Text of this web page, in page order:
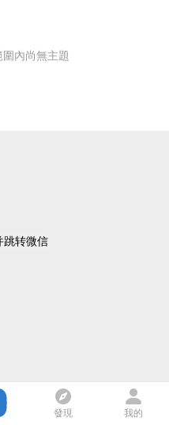
內尚無主題
跳转微信
發現 我的